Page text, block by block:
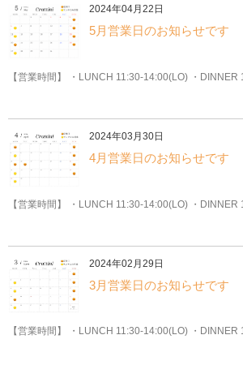
2024年04月22日
5月営業日のお知らせです
【営業時間】 ・LUNCH 11:30-14:00(LO) ・DINNER
2024年03月30日
4月営業日のお知らせです
【営業時間】 ・LUNCH 11:30-14:00(LO) ・DINNER
2024年02月29日
3月営業日のお知らせです
【営業時間】 ・LUNCH 11:30-14:00(LO) ・DINNER